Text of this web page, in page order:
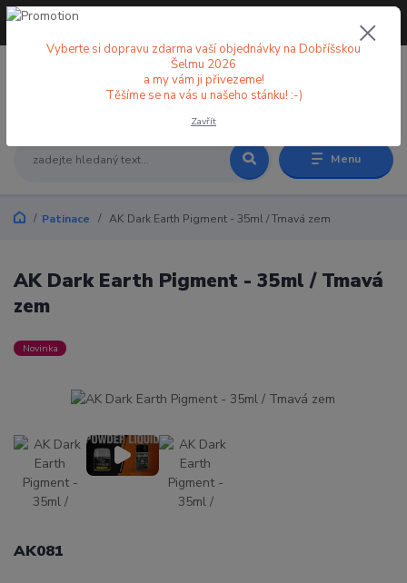
Menu
+420 773 998 582
Patinace AK Dark Earth Pigment - 35ml / Tmavá zem
AK Dark Earth Pigment - 35ml / Tmavá
zem
Novinka
AK081
Vyberte si dopravu zdarma vaší objednávky na Dobříšskou
Šelmu 2026
a my vám ji přivezeme!
Těšíme se na vás u našeho stánku! :-)
Zavřít